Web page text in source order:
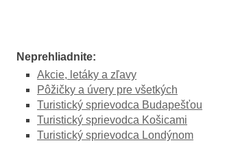
Neprehliadnite:
Akcie, letáky a zľavy
Pôžičky a úvery pre všetkých
Turistický sprievodca Budapešťou
Turistický sprievodca Košicami
Turistický sprievodca Londýnom